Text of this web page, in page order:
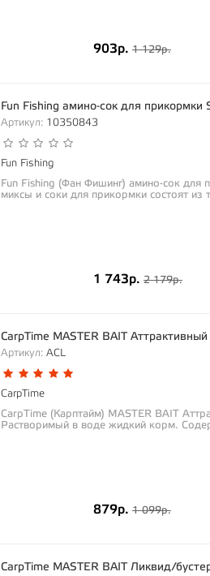
903р. 1 129р.
Fun Fishing амино-сок для прикормки
Артикул: 10350843
Fun Fishing
Fun Fishing (Фан Фишинг) амино-сок для
миксы и соки для прикормки состоят из
1 743р. 2 179р.
CarpTime MASTER BAIT
Артикул: ACL
CarpTime
CarpTime (Карптайм) MASTER BAIT
Растворимый в воде жидкий корм.
879р. 1 099р.
CarpTime MASTER BAIT Ликвид/